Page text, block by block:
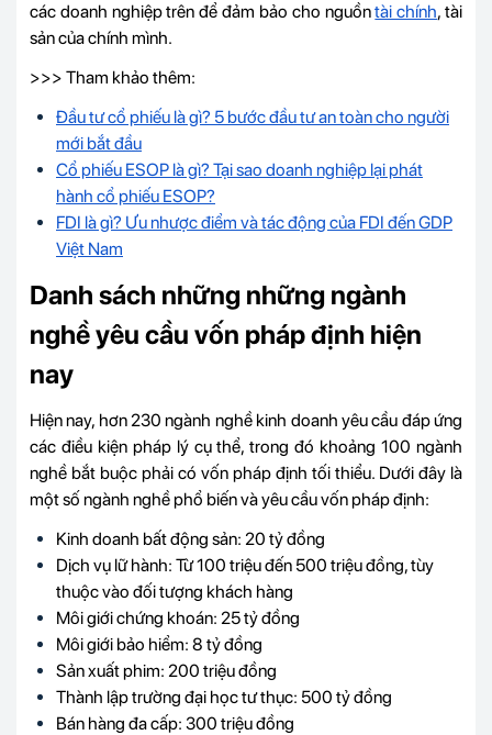
các doanh nghiệp trên để đảm bảo cho nguồntài chính, tài
sản của chính mình.
>>> Tham khảo thêm:
Đầu tư cổ phiếu là gì? 5 bước đầu tư an toàn cho người
mới bắt đầu
Cổ phiếu ESOP là gì? Tại sao doanh nghiệp lại phát
hành cổ phiếu ESOP?
FDI là gì? Ưu nhược điểm và tác động của FDI đến GDP
Việt Nam
Danh sách những những ngành
nghề yêu cầu vốn pháp định hiện
nay
Hiện nay, hơn 230 ngành nghề kinh doanh yêu cầu đáp ứng
các điều kiện pháp lý cụ thể, trong đó khoảng 100 ngành
nghề bắt buộc phải có vốn pháp định tối thiểu. Dưới đây là
một số ngành nghề phổ biến và yêu cầu vốn pháp định:
Kinh doanh bất động sản: 20 tỷ đồng
Dịch vụ lữ hành: Từ 100 triệu đến 500 triệu đồng, tùy
thuộc vào đối tượng khách hàng
Môi giới chứng khoán: 25 tỷ đồng
Môi giới bảo hiểm: 8 tỷ đồng
Sản xuất phim: 200 triệu đồng
Thành lập trường đại học tư thục: 500 tỷ đồng
Bán hàng đa cấp: 300 triệu đồng